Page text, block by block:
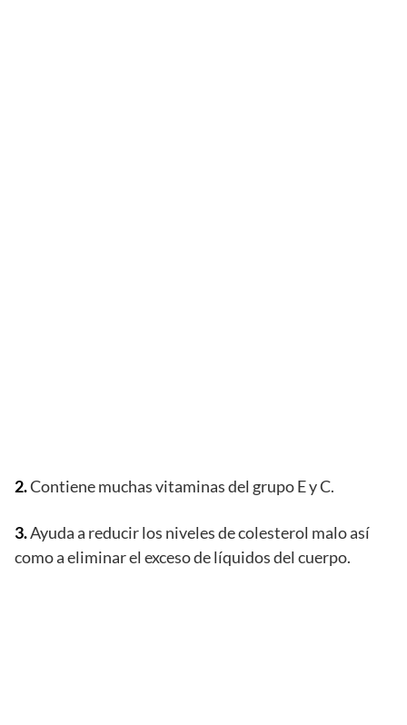
2.Contiene muchas vitaminas del grupo E y C.
3.Ayuda a reducir los niveles de colesterol malo así
como a eliminar el exceso de líquidos del cuerpo.